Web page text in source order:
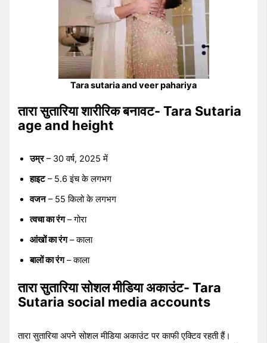
Tara sutaria and veer pahariya
तारा सुतारिया शारीरिक बनावट- Tara Sutaria
age and height
उम्र– 30 वर्ष, 2025 में
हाइट– 5.6 इंच के लगभग
वजन– 55 किलो के लगभग
त्वचा का रंग– गोरा
आंखों का रंग– काला
बालों का रंग– काला
तारा सुतारिया सोशल मीडिया अकाउंट- Tara
Sutaria social media accounts
तारा सुतारिया अपने सोशल मीडिया अकाउंट पर काफी एक्टिव रहती हैं।